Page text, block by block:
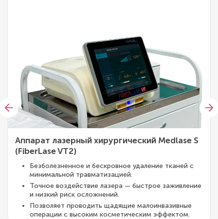
Аппарат лазерный хирургический Medlase S
(FiberLase VT2)
Безболезненное и бескровное удаление тканей с
минимальной травматизацией.
Точное воздействие лазера — быстрое заживление
и низкий риск осложнений.
Позволяет проводить щадящие малоинвазивные
операции с высоким косметическим эффектом.